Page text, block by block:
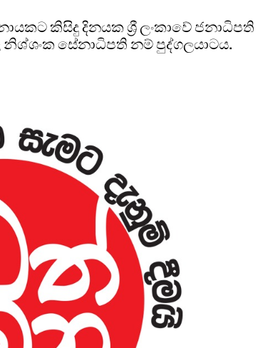
කිසිදු දිනයක ශ්‍රී ලංකාවේ ජනාධිපති
සේනාධිපති නම් පුද්ගලයාටය.